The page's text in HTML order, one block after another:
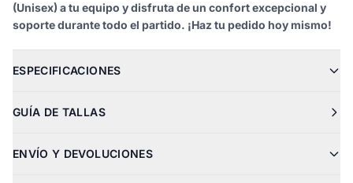
(Unisex) a tu equipo y disfruta de un confort excepcional y
soporte durante todo el partido. ¡Haz tu pedido hoy mismo!
ESPECIFICACIONES
GUÍA DE TALLAS
ENVÍO Y DEVOLUCIONES